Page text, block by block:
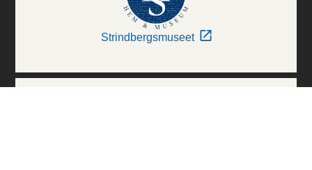
Strindbergsmuseet